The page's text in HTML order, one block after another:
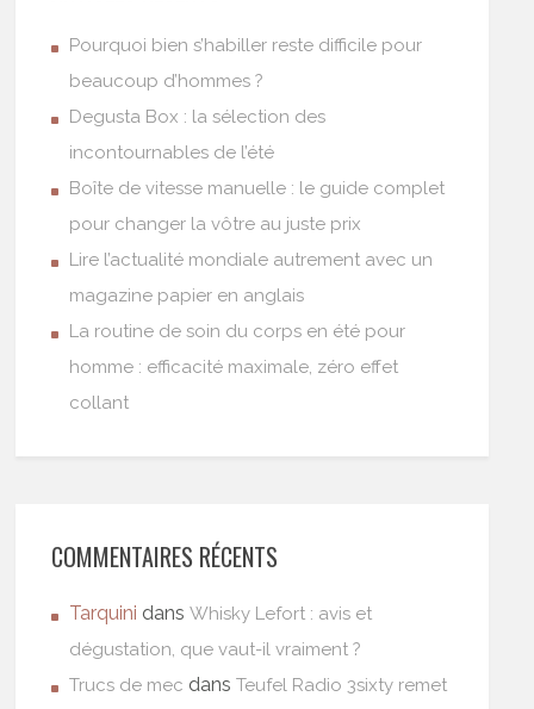
Pourquoi bien s’habiller reste difficile pour
beaucoup d’hommes ?
Degusta Box : la sélection des
incontournables de l’été
Boîte de vitesse manuelle : le guide complet
pour changer la vôtre au juste prix
Lire l’actualité mondiale autrement avec un
magazine papier en anglais
La routine de soin du corps en été pour
homme : efficacité maximale, zéro effet
collant
COMMENTAIRES RÉCENTS
Tarquini dansWhisky Lefort : avis et
dégustation, que vaut-il vraiment ?
Trucs de mec dansTeufel Radio 3sixty remet